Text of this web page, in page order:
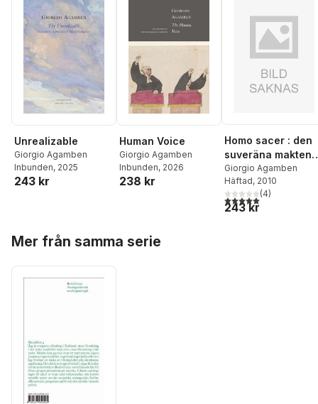
Unrealizable
Giorgio Agamben
Inbunden, 2025
243 kr
Human Voice
Giorgio Agamben
Inbunden, 2026
238 kr
Homo sacer : den
suveräna makten
och det nakna
Giorgio Agamben
Häftad, 2010
5,0utav 5 stjärnor.
(4)
243 kr
Mer från samma serie